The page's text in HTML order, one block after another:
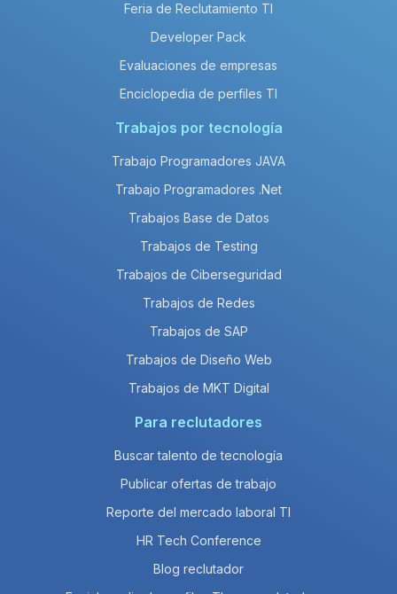
Feria de Reclutamiento TI
Developer Pack
Evaluaciones de empresas
Enciclopedia de perfiles TI
Trabajos por tecnología
Trabajo Programadores JAVA
Trabajo Programadores .Net
Trabajos Base de Datos
Trabajos de Testing
Trabajos de Ciberseguridad
Trabajos de Redes
Trabajos de SAP
Trabajos de Diseño Web
Trabajos de MKT Digital
Para reclutadores
Buscar talento de tecnología
Publicar ofertas de trabajo
Reporte del mercado laboral TI
HR Tech Conference
Blog reclutador